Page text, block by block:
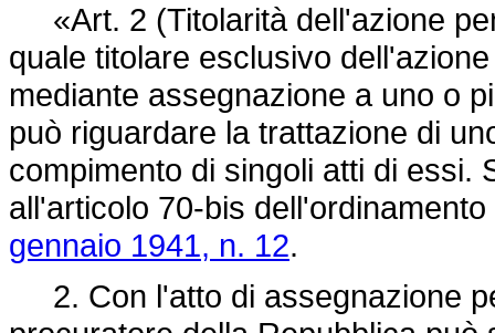
«Art. 2 (Titolarità dell'azione
quale titolare esclusivo
mediante assegnazione a uno o
può riguardare la trattazione di
compimento di singoli atti di essi.
all'articolo 70-bis
gennaio 1941, n. 12.
2. Con l'atto di assegnazione